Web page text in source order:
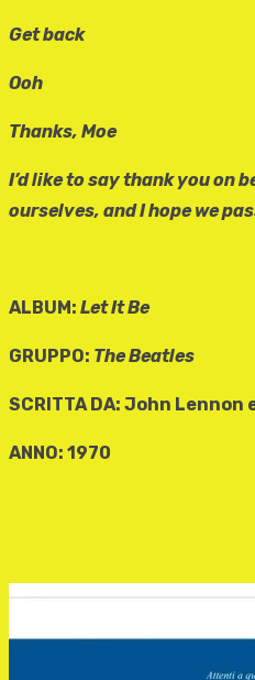
Get back
Ooh
Thanks, Moe
I’d like to say thank you on
ourselves, and I hope we
ALBUM: Let It Be
GRUPPO: The Beatles
SCRITTA DA: John Lennon
ANNO: 1970